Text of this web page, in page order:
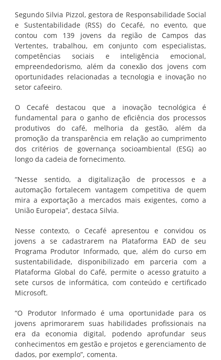
Segundo Silvia Pizzol, gestora de Responsabilidade Social
e Sustentabilidade (RSS) do Cecafé, no evento, que
contou com 139 jovens da região de Campos das
Vertentes, trabalhou, em conjunto com especialistas,
competências sociais e inteligência emocional,
empreendedorismo, além da conexão dos jovens com
oportunidades relacionadas a tecnologia e inovação no
setor cafeeiro.
O Cecafé destacou que a inovação tecnológica é
fundamental para o ganho de eficiência dos processos
produtivos do café, melhoria da gestão, além da
promoção da transparência em relação ao cumprimento
dos critérios de governança socioambiental (ESG) ao
longo da cadeia de fornecimento.
“Nesse sentido, a digitalização de processos e a
automação fortalecem vantagem competitiva de quem
mira a exportação a mercados mais exigentes, como a
União Europeia”, destaca Silvia.
Nesse contexto, o Cecafé apresentou e convidou os
jovens a se cadastrarem na Plataforma EAD de seu
Programa Produtor Informado, que, além do curso em
sustentabilidade, disponibilizado em parceria com a
Plataforma Global do Café, permite o acesso gratuito a
sete cursos de informática, com conteúdo e certificado
Microsoft.
“O Produtor Informado é uma oportunidade para os
jovens aprimorarem suas habilidades profissionais na
era da economia digital, podendo aprofundar seus
conhecimentos em gestão e projetos e gerenciamento de
dados, por exemplo”, comenta.